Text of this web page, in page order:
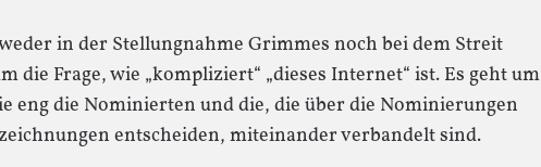
in der Stellungnahme Grimmes noch bei dem Streit
die Frage, wie „kompliziert“ „dieses Internet“ ist. Es geht um
eng die Nominierten und die, die über die Nominierungen
entscheiden, miteinander verbandelt sind.